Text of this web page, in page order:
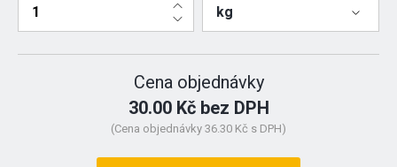
kg
Cena objednávky
30.00 Kč bez DPH
(Cena objednávky 36.30 Kč s DPH)